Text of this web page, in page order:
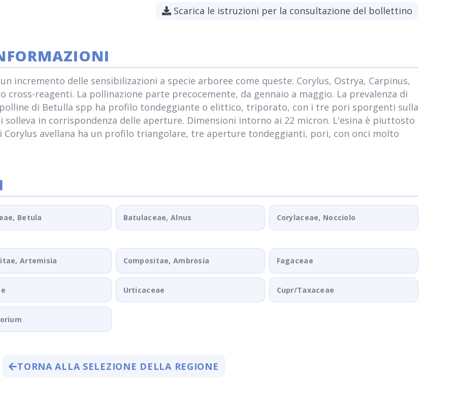
Scarica le istruzioni per la consultazione del bollettino
incremento delle sensibilizazioni a specie arboree come queste: Corylus, Ostrya, Carpinus,
cross-reagenti. La pollinazione parte precocemente, da gennaio a maggio. La prevalenza di
di Betulla spp ha profilo tondeggiante o elittico, triporato, con i tre pori sporgenti sulla
solleva in corrispondenza delle aperture. Dimensioni intorno ai 22 micron. L'esina è piuttosto
avellana ha un profilo triangolare, tre aperture tondeggianti, pori, con onci molto
Betula Batulaceae, Alnus Corylaceae, Nocciolo
Artemisia Compositae, Ambrosia Fagaceae
Urticaceae Cupr/Taxaceae
TORNA ALLA SELEZIONE DELLA REGIONE